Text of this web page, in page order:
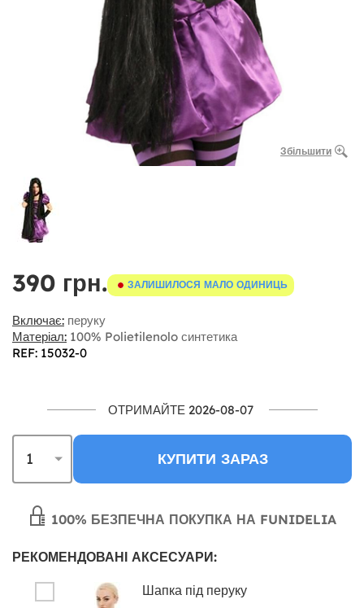
Збільшити
390 грн. ЗАЛИШИЛОСЯ МАЛО ОДИНИЦЬ
Включає: перуку
Матеріал: 100% Polietilenolo синтетика
REF: 15032-0
ОТРИМАЙТЕ 2026-08-07
КУПИТИ ЗАРАЗ
100% БЕЗПЕЧНА ПОКУПКА НА FUNIDELIA
РЕКОМЕНДОВАНІ АКСЕСУАРИ:
Шапка під перуку